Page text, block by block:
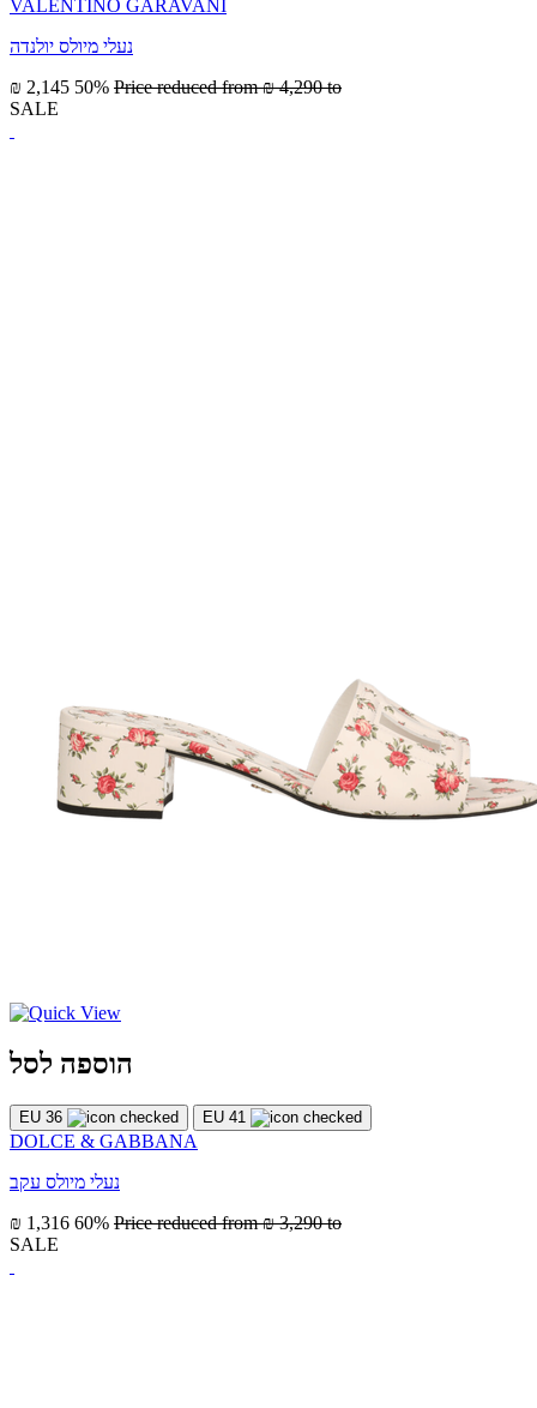
VALENTINO GARAVANI
נעלי מיולס יולנדה
₪ 2,145 50% Price reduced from₪ 4,290 to
SALE
הוספה לסל
EU 36 EU 41
DOLCE & GABBANA
נעלי מיולס עקב
₪ 1,316 60% Price reduced from₪ 3,290 to
SALE